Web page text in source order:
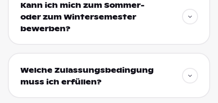
Kann ich mich zum Sommer-
oder zum Wintersemester
bewerben?
Welche Zulassungsbedingung
muss ich erfüllen?